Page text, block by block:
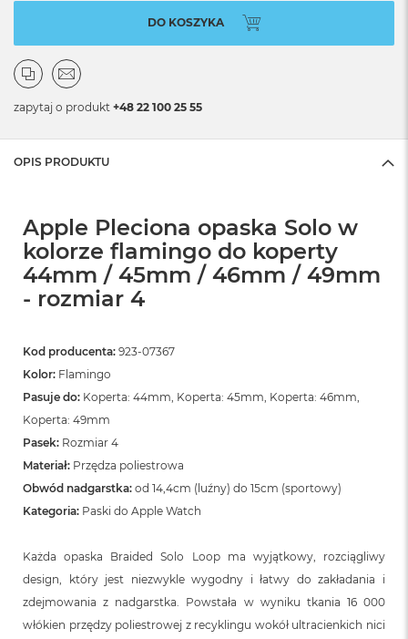
DO KOSZYKA
zapytaj o produkt +48 22 100 25 55
OPIS PRODUKTU
Apple Pleciona opaska Solo w
kolorze flamingo do koperty
44mm / 45mm / 46mm / 49mm
- rozmiar 4
Kod producenta: 923-07367
Kolor: Flamingo
Pasuje do: Koperta: 44mm, Koperta: 45mm, Koperta: 46mm,
Koperta: 49mm
Pasek: Rozmiar 4
Materiał: Przędza poliestrowa
Obwód nadgarstka: od 14,4cm (luźny) do 15cm (sportowy)
Kategoria: Paski do Apple Watch
Każda opaska Braided Solo Loop ma wyjątkowy, rozciągliwy
design, który jest niezwykle wygodny i łatwy do zakładania i
zdejmowania z nadgarstka. Powstała w wyniku tkania 16 000
włókien przędzy poliestrowej z recyklingu wokół ultracienkich nici